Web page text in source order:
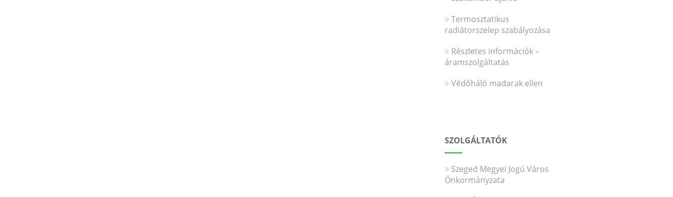
Termosztatikus
radiátorszelep szabályozása
Részletes információk –
áramszolgáltatás
Védőháló madarak ellen
SZOLGÁLTATÓK
Szeged Megyei Jogú Város
Önkormányzata